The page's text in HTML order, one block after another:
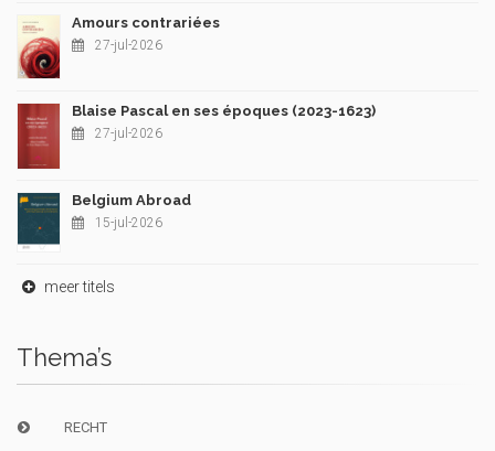
Amours contrariées
27-jul-2026
Blaise Pascal en ses époques (2023-1623)
27-jul-2026
Belgium Abroad
15-jul-2026
meer titels
Thema’s
RECHT